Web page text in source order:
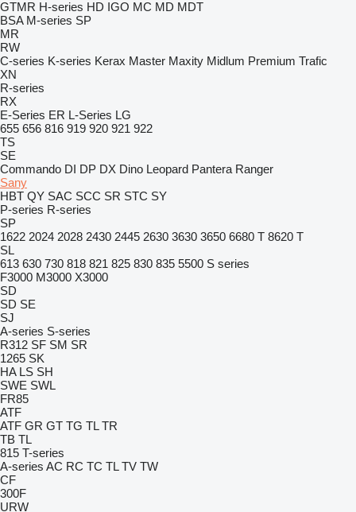
GTMR H-series HD IGO MC MD MDT
BSA M-series SP
MR
RW
C-series K-series Kerax Master Maxity Midlum Premium Trafic
XN
R-series
RX
E-Series ER L-Series LG
655 656 816 919 920 921 922
TS
SE
Commando DI DP DX Dino Leopard Pantera Ranger
Sany
HBT QY SAC SCC SR STC SY
P-series R-series
SP
1622 2024 2028 2430 2445 2630 3630 3650 6680 T 8620 T
SL
613 630 730 818 821 825 830 835 5500 S series
F3000 M3000 X3000
SD
SD SE
SJ
A-series S-series
R312 SF SM SR
1265 SK
HA LS SH
SWE SWL
FR85
ATF
ATF GR GT TG TL TR
TB TL
815 T-series
A-series AC RC TC TL TV TW
CF
300F
URW